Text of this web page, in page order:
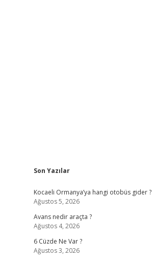
Sidebar
Son Yazılar
Kocaeli Ormanya’ya hangi otobüs gider ?
Ağustos 5, 2026
Avans nedir araçta ?
Ağustos 4, 2026
6 Cüzde Ne Var ?
Ağustos 3, 2026